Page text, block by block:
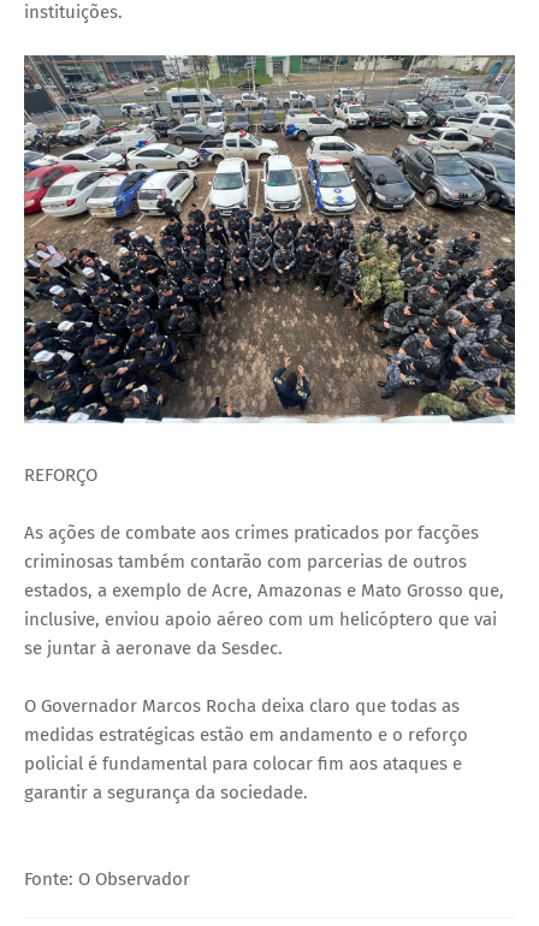
instituições.
REFORÇO
As ações de combate aos crimes praticados por facções
criminosas também contarão com parcerias de outros
estados, a exemplo de Acre, Amazonas e Mato Grosso que,
inclusive, enviou apoio aéreo com um helicóptero que vai
se juntar à aeronave da Sesdec.
O Governador Marcos Rocha deixa claro que todas as
medidas estratégicas estão em andamento e o reforço
policial é fundamental para colocar fim aos ataques e
garantir a segurança da sociedade.
Fonte: O Observador